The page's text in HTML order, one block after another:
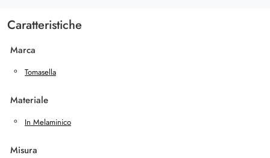
Caratteristiche
Marca
Tomasella
Materiale
In Melaminico
Misura